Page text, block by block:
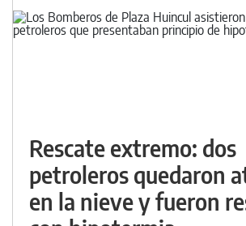
Rescate extremo: dos
petroleros quedaron
en la nieve y fueron